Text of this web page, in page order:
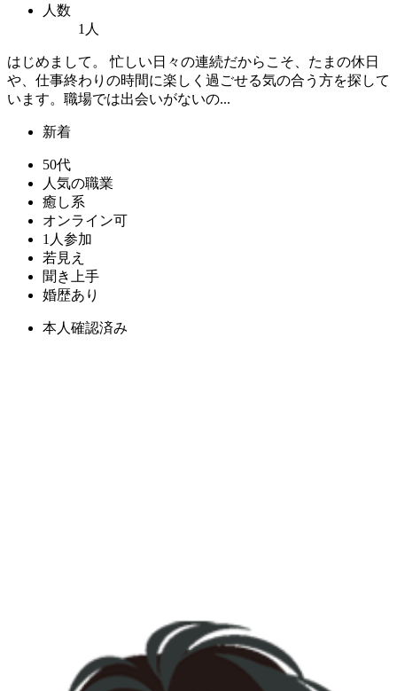
人数
1人
はじめまして。 忙しい日々の連続だからこそ、たまの休日
や、仕事終わりの時間に楽しく過ごせる気の合う方を探して
います。職場では出会いがないの...
新着
50代
人気の職業
癒し系
オンライン可
1人参加
若見え
聞き上手
婚歴あり
本人確認済み